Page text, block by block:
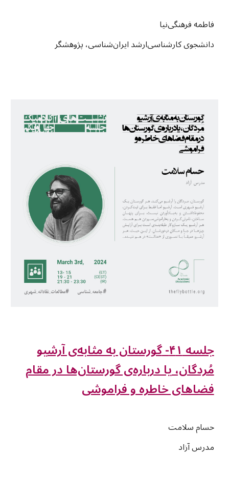
فاطمه فرهنگی‌نیا
دانشجوی کارشناسی‌ارشد ایران‌شناسی، پژوهشگر
جلسه ۴۱ -گورستان به مثابه‌ی آرشیو
مُردگان، یا درباره‌ی گورستان‌ها در مقام
فضاهای خاطره و فراموشی
حسام سلامت
مدرس آزاد